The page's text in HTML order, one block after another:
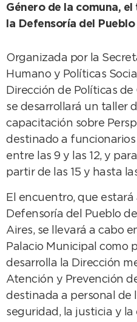
Género de la comuna,
la Defensoría del
Organizada por la
Humano y Políticas
Dirección de Políticas de
se desarrollará un taller
capacitación sobre
destinado a
entre las 9 y las 12, y
partir de las 15 y hasta
El encuentro, que
Defensoría del Pueblo
Aires, se llevará a cabo
Palacio Municipal como
desarrolla la Dirección
Atención y Prevención
destinada a personal de
seguridad, la justicia y la